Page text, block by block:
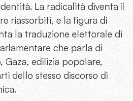
La radicalità diventa il
riassorbiti, e la figura di
la traduzione elettorale di
che parla di
Gaza, edilizia popolare,
dello stesso discorso di